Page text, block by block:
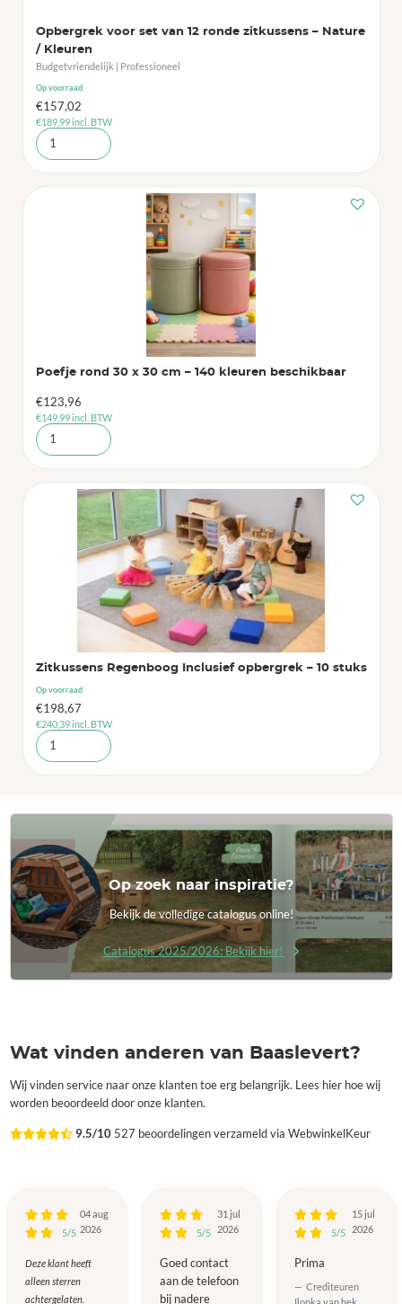
Opbergrek voor set van 12 ronde zitkussens – Nature
/ Kleuren
Budgetvriendelijk | Professioneel
Op voorraad
€157,02
€189,99incl. BTW
Poefje rond 30 x 30 cm – 140 kleuren beschikbaar
€123,96
€149,99incl. BTW
Zitkussens Regenboog Inclusief opbergrek – 10 stuks
Op voorraad
€198,67
€240,39incl. BTW
Op zoek naar inspiratie?
Bekijk de volledige catalogus online!
Catalogus 2025/2026: Bekijk hier!
Wat vinden anderen van Baaslevert?
Wij vinden service naar onze klanten toe erg belangrijk. Lees hier hoe wij
worden beoordeeld door onze klanten.
9.5/10 527 beoordelingen verzameld via WebwinkelKeur
5/5
04 aug
2026
Deze klant heeft
alleen sterren
achtergelaten.
5/5
31 jul
2026
Goed contact
aan de telefoon
bij nadere
5/5
15 jul
2026
Prima
Crediteuren